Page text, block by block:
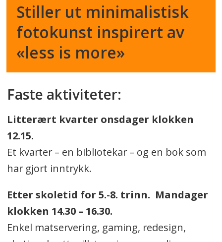
Stiller ut minimalistisk
fotokunst inspirert av
«less is more»
Faste aktiviteter:
Litterært kvarter onsdager klokken
12.15.
Et kvarter – en bibliotekar – og en bok som
har gjort inntrykk.
Etter skoletid for 5.-8. trinn. Mandager
klokken 14.30 – 16.30.
Enkel matservering, gaming, redesign,